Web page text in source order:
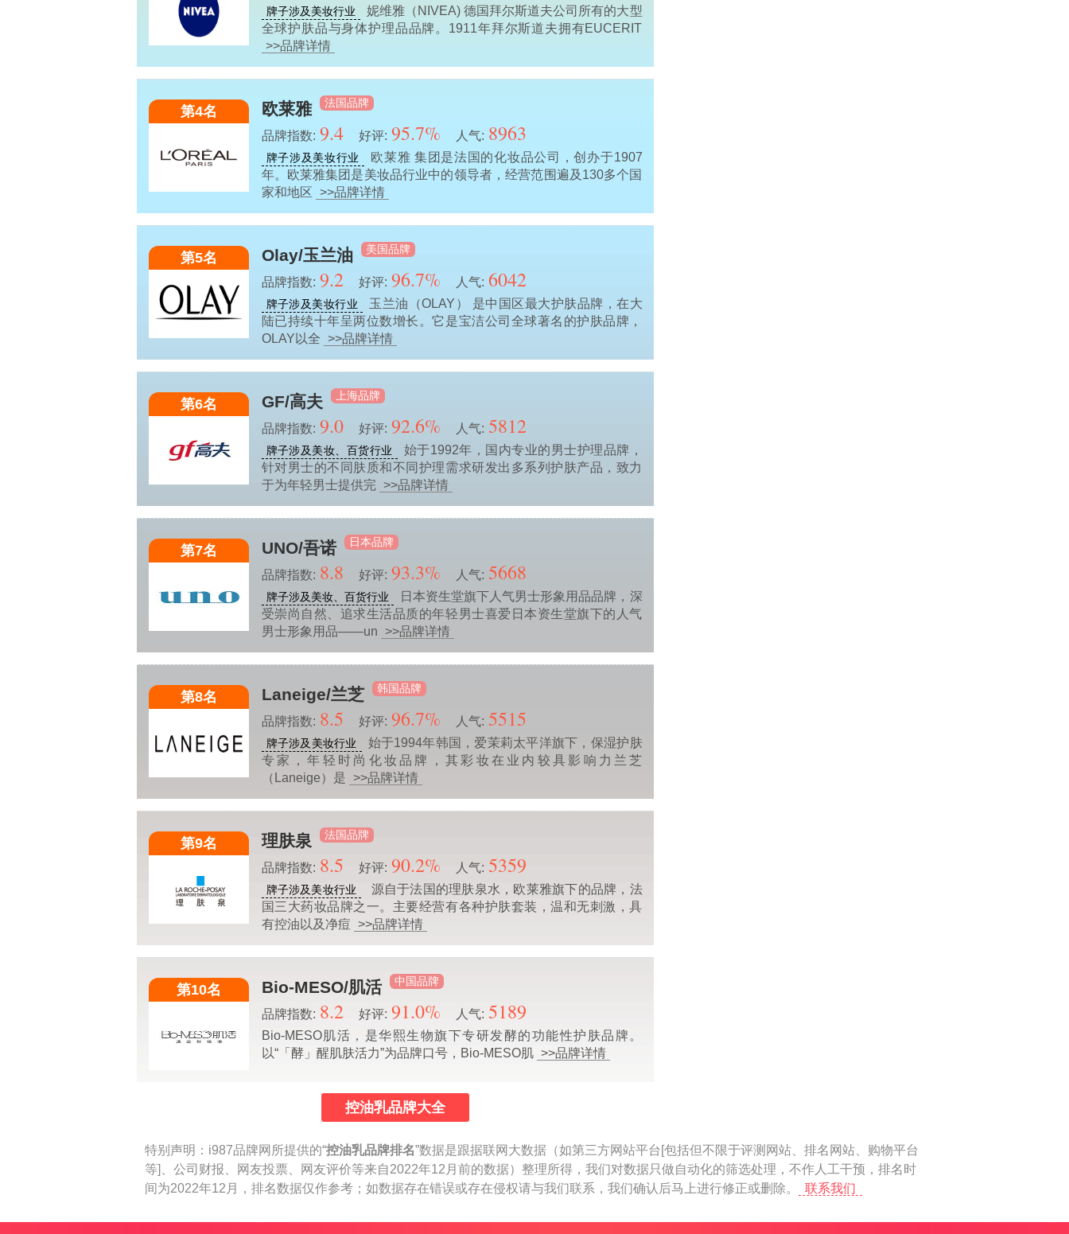
牌子涉及美妆行业
妮维雅（NIVEA) 德国拜尔斯道夫公司所有的大型
全球护肤品与身体护理品品牌。1911年拜尔斯道夫拥有EUCERIT
>>品牌详情
第4名 欧莱雅 法国品牌
品牌指数: 9.4 好评: 95.7% 人气: 8963
牌子涉及美妆行业
欧莱雅 集团是法国的化妆品公司，创办于1907
年。欧莱雅集团是美妆品行业中的领导者，经营范围遍及130多个国
家和地区 >>品牌详情
第5名 Olay/玉兰油 美国品牌
品牌指数: 9.2 好评: 96.7% 人气: 6042
牌子涉及美妆行业
玉兰油（OLAY） 是中国区最大护肤品牌，在大
陆已持续十年呈两位数增长。它是宝洁公司全球著名的护肤品牌，
OLAY以全 >>品牌详情
第6名 GF/高夫 上海品牌
品牌指数: 9.0 好评: 92.6% 人气: 5812
牌子涉及美妆、百货行业
始于1992年，国内专业的男士护理品牌，
针对男士的不同肤质和不同护理需求研发出多系列护肤产品，致力
于为年轻男士提供完 >>品牌详情
第7名 UNO/吾诺 日本品牌
品牌指数: 8.8 好评: 93.3% 人气: 5668
牌子涉及美妆、百货行业
日本资生堂旗下人气男士形象用品品牌，深
受崇尚自然、追求生活品质的年轻男士喜爱日本资生堂旗下的人气
男士形象用品——un
>>品牌详情
第8名 Laneige/兰芝 韩国品牌
品牌指数: 8.5 好评: 96.7% 人气: 5515
牌子涉及美妆行业
始于1994年韩国，爱茉莉太平洋旗下，保湿护肤
专家，年轻时尚化妆品牌，其彩妆在业内较具影响力兰芝
（Laneige）是 >>品牌详情
第9名 理肤泉 法国品牌
品牌指数: 8.5 好评: 90.2% 人气: 5359
牌子涉及美妆行业
源自于法国的理肤泉水，欧莱雅旗下的品牌，法
国三大药妆品牌之一。主要经营有各种护肤套装，温和无刺激，具
有控油以及净痘 >>品牌详情
第10名 Bio-MESO/肌活 中国品牌
品牌指数: 8.2 好评: 91.0% 人气: 5189
Bio-MESO肌活，是华熙生物旗下专研发酵的功能性护肤品牌。
以“「酵」醒肌肤活力”为品牌口号，Bio-MESO肌 >>品牌详情
控油乳品牌大全
特别声明： i987品牌网所提供的“控油乳品牌排名”数据是跟据联网大数据（如第三方网站平台[包括但不限于评测网站、排名网站、购物平台
等]、公司财报、网友投票、网友评价等来自2022年12月前的数据）整理所得，我们对数据只做自动化的筛选处理，不作人工干预，排名时
间为2022年12月，排名数据仅作参考；如数据存在错误或存在侵权请与我们联系，我们确认后马上进行修正或删除。
联系我们